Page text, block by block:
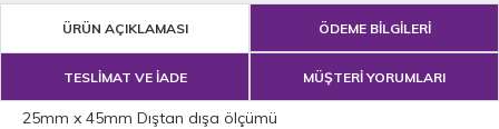
ÜRÜN AÇIKLAMASI ÖDEME BİLGİLERİ
TESLİMAT VE İADE MÜŞTERİ YORUMLARI
25mm x 45mm Dıştan dışa ölçümü